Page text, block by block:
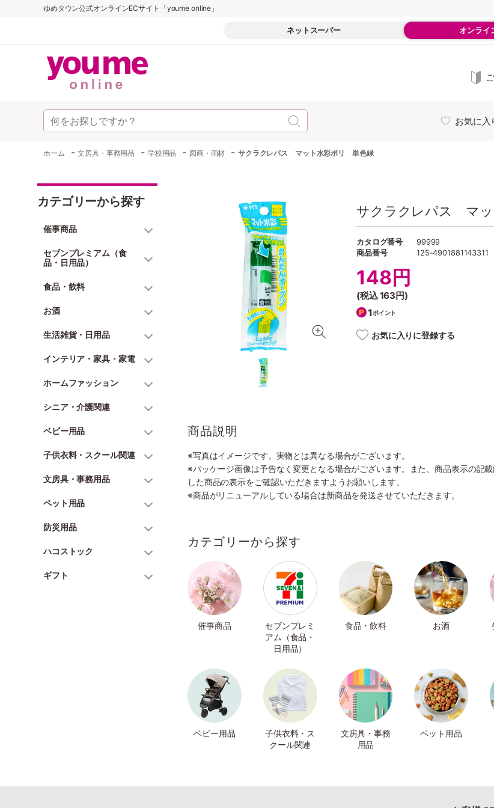
ゆめタウン公式オンラインECサイト「youme online」
ネットスーパー オンライ
お気に入
ホーム -文房具・事務用品 - 学校用品 - 図画・画材 - サクラクレパス マット水彩ポリ 単色緑
カテゴリーから探す
催事商品
セブンプレミアム（食
品・日用品）
食品・飲料
お酒
生活雑貨・日用品
インテリア・家具・家電
ホームファッション
シニア・介護関連
ベビー用品
子供衣料・スクール関連
文房具・事務用品
ペット用品
防災用品
ハコストック
ギフト
サクラクレパス マ
カタログ番号
99999
商品番号
125-4901881143311
148円
(税込163円)
1ポイント
お気に入りに登録する
商品説明
※写真はイメージです。実物とは異なる場合がございます。
※パッケージ画像は予告なく変更となる場合がございます。また、商品表示の記
した商品の表示をご確認いただきますようお願いします。
※商品がリニューアルしている場合は新商品を発送させていただきます。
カテゴリーから探す
催事商品
セブンプレミ
アム（食品・
日用品）
食品・飲料 お酒
ベビー用品
子供衣料・ス
クール関連
文房具・事務
用品
ペット用品